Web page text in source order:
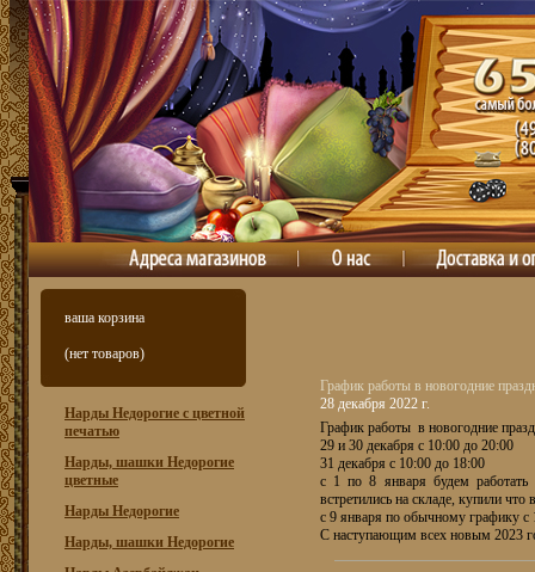
ваша корзина
(нет товаров)
Нарды Недорогие с цветной
печатью
Нарды, шашки Недорогие
цветные
Нарды Недорогие
Нарды, шашки Недорогие
График работы в новогодние
28 декабря 2022 г.
График работы в новогодние
29 и 30 декабря с 10:00 до 20:00
31 декабря с 10:00 до 18:00
с 1 по 8 января будем работать
встретились на складе, купили что
с 9 января по обычному графику с
С наступающим всех новым 2023